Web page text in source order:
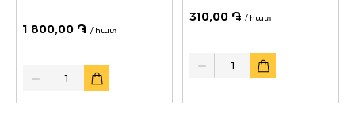
1 800,00 ֏ / հատ
Quantity
310,00 ֏ / հատ